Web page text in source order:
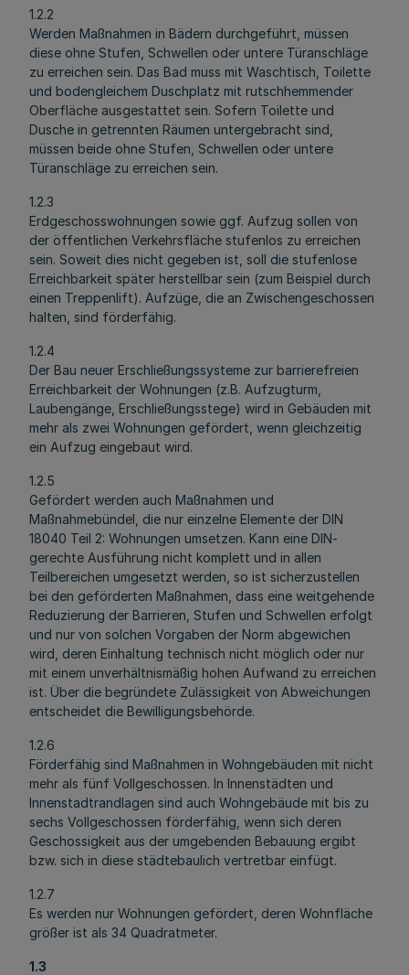
1.2.2
Werden Maßnahmen in Bädern durchgeführt, müssen
diese ohne Stufen, Schwellen oder untere Türanschläge
zu erreichen sein. Das Bad muss mit Waschtisch, Toilette
und bodengleichem Duschplatz mit rutschhemmender
Oberfläche ausgestattet sein. Sofern Toilette und
Dusche in getrennten Räumen untergebracht sind,
müssen beide ohne Stufen, Schwellen oder untere
Türanschläge zu erreichen sein.
1.2.3
Erdgeschosswohnungen sowie ggf. Aufzug sollen von
der öffentlichen Verkehrsfläche stufenlos zu erreichen
sein. Soweit dies nicht gegeben ist, soll die stufenlose
Erreichbarkeit später herstellbar sein (zum Beispiel durch
einen Treppenlift). Aufzüge, die an Zwischengeschossen
halten, sind förderfähig.
1.2.4
Der Bau neuer Erschließungssysteme zur barrierefreien
Erreichbarkeit der Wohnungen (z.B. Aufzugturm,
Laubengänge, Erschließungsstege) wird in Gebäuden mit
mehr als zwei Wohnungen gefördert, wenn gleichzeitig
ein Aufzug eingebaut wird.
1.2.5
Gefördert werden auch Maßnahmen und
Maßnahmebündel, die nur einzelne Elemente der DIN
18040 Teil 2: Wohnungen umsetzen. Kann eine DIN-
gerechte Ausführung nicht komplett und in allen
Teilbereichen umgesetzt werden, so ist sicherzustellen
bei den geförderten Maßnahmen, dass eine weitgehende
Reduzierung der Barrieren, Stufen und Schwellen erfolgt
und nur von solchen Vorgaben der Norm abgewichen
wird, deren Einhaltung technisch nicht möglich oder nur
mit einem unverhältnismäßig hohen Aufwand zu erreichen
ist. Über die begründete Zulässigkeit von Abweichungen
entscheidet die Bewilligungsbehörde.
1.2.6
Förderfähig sind Maßnahmen in Wohngebäuden mit nicht
mehr als fünf Vollgeschossen. In Innenstädten und
Innenstadtrandlagen sind auch Wohngebäude mit bis zu
sechs Vollgeschossen förderfähig, wenn sich deren
Geschossigkeit aus der umgebenden Bebauung ergibt
bzw. sich in diese städtebaulich vertretbar einfügt.
1.2.7
Es werden nur Wohnungen gefördert, deren Wohnfläche
größer ist als 34 Quadratmeter.
1.3